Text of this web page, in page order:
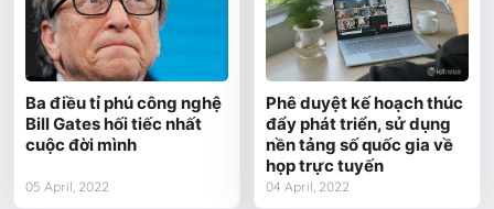
Ba điều tỉ phú công nghệ
Bill Gates hối tiếc nhất
cuộc đời mình
05 April, 2022
Phê duyệt kế hoạch thúc
đẩy phát triển, sử dụng
nền tảng số quốc gia về
họp trực tuyến
04 April, 2022